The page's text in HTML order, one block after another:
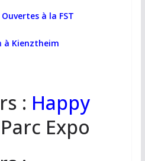
à la FST
à Kienztheim
: Happy
Expo